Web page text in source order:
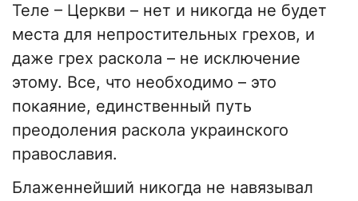
Теле – Церкви – нет и никогда не будет
места для непростительных грехов, и
даже грех раскола – не исключение
этому. Все, что необходимо – это
покаяние, единственный путь
преодоления раскола украинского
православия.
Блаженнейший никогда не навязывал